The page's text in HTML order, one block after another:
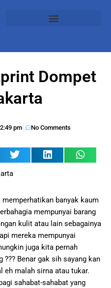
Dompet
2:49 pm No Comments
banyak kaum
mempunyai barang
kulit atau lain sebagainya
mereka mempunyai
juga kita pernah
??? Benar gak sih sayang kan
eh malah sirna atau tukar.
sahabat-sahabat yang